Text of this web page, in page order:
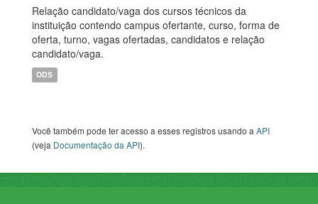
Relação candidato/vaga dos cursos técnicos da
instituição contendo campus ofertante, curso, forma de
oferta, turno, vagas ofertadas, candidatos e relação
candidato/vaga.
ODS
Você também pode ter acesso a esses registros usando aAPI
(veja Documentação da API).